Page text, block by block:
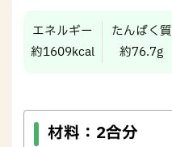
エネルギー
約1609kcal
たんぱく質
約76.7g
材料： 2合分